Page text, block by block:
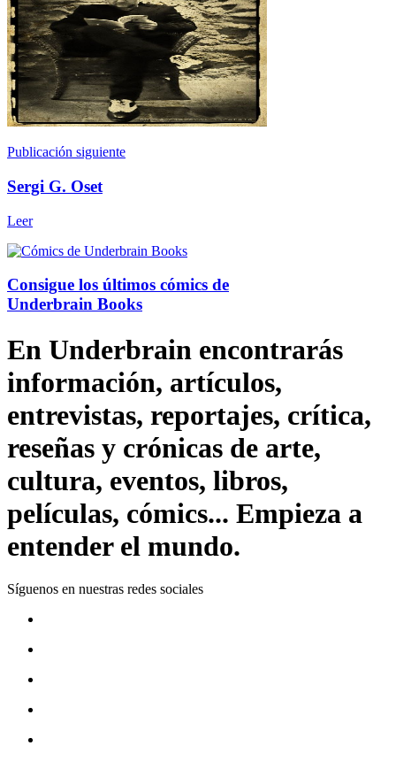
Publicación siguiente
Sergi G. Oset
Leer
Consigue los últimos cómics de
Underbrain Books
En Underbrain encontrarás
información, artículos,
entrevistas, reportajes, crítica,
reseñas y crónicas de arte,
cultura, eventos, libros,
películas, cómics... Empieza a
entender el mundo.
Síguenos en nuestras redes sociales